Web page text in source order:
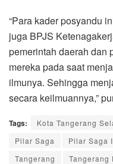
“Para kader posyandu
juga BPJS
pemerintah daerah dan
mereka pada saat
ilmunya. Sehingga
secara keilmuannya,”
Tags: Kota Tangerang
Pilar Saga
Pilar Saga
Tangerang
Tangerang